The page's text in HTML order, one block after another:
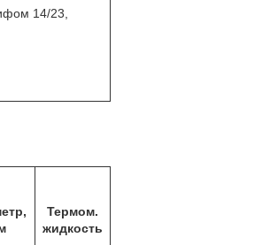
14/23,
Термом.
жидкость